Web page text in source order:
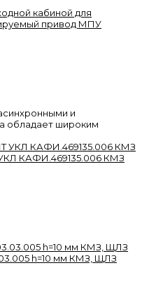
кабиной для
привод МПУ
и
обладает широким
КАФИ.469135.006 КМЗ
h=10 мм КМЗ, ЩЛЗ